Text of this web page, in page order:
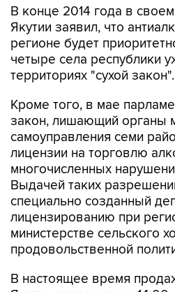
регионе будет
четыре села республики
территориях "сухой закон".
Кроме того, в мае
самоуправления семи
лицензии на торговлю
многочисленных
Выдачей таких
специально созданный
лицензированию при
министерстве сельского
продовольственной
В настоящее время